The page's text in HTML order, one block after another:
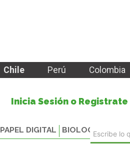
Chile Perú Colombia
Inicia Sesión o Registrate
PAPEL DIGITAL BIOLOGICALS